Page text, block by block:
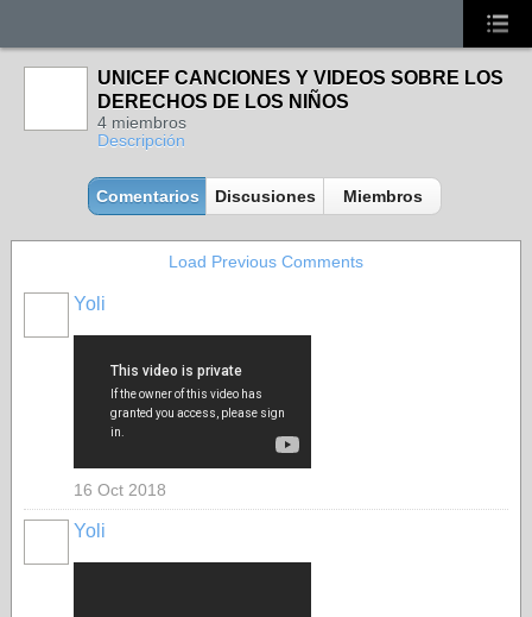
UNICEF CANCIONES Y VIDEOS SOBRE LOS
DERECHOS DE LOS NIÑOS
4 miembros
Descripción
Comentarios Discusiones Miembros
Load Previous Comments
Yoli
16 Oct 2018
Yoli